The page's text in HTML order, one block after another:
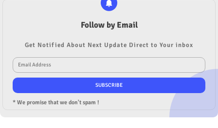
Follow by Email
Get Notified About Next Update Direct to Your inbox
* We promise that we don't spam !